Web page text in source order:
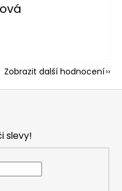
je 5 z 5 hvězdiček.
Zobrazit další hodnocení
slevy!